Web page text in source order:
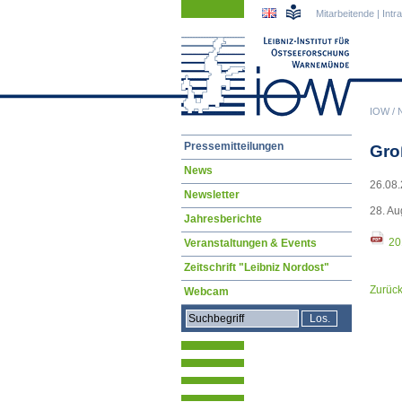
IOW/
Mitarbeitende |
28.
Zurück
Navigation
Pressemitteilungen
News
Newsletter
Jahresberichte
Veranstaltungen & Events
Zeitschrift "Leibniz Nordost"
Webcam